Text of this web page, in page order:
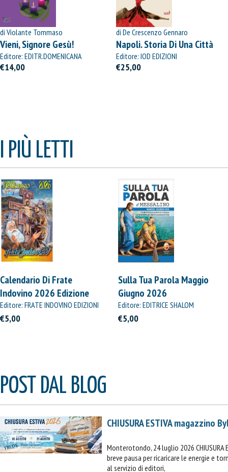
di Violante Tommaso
Vieni, Signore Gesù!
Editore: EDITR.DOMENICANA
ITALIANA
€14,00
di De Crescenzo Gennaro
Napoli. Storia Di Una Città
Editore: IOD EDIZIONI
€25,00
I PIÙ LETTI
Calendario Di Frate
Indovino 2026 Edizione
Straordinaria
Editore: FRATE INDOVINO EDIZIONI
€5,00
Sulla Tua Parola Maggio
Giugno 2026
Editore: EDITRICE SHALOM
€5,00
POST DAL BLOG
CHIUSURA ESTIVA magazzino
Monterotondo, 24 luglio 2026 CHIUSURA
breve pausa per ricaricare le energie e
al servizio di editori,